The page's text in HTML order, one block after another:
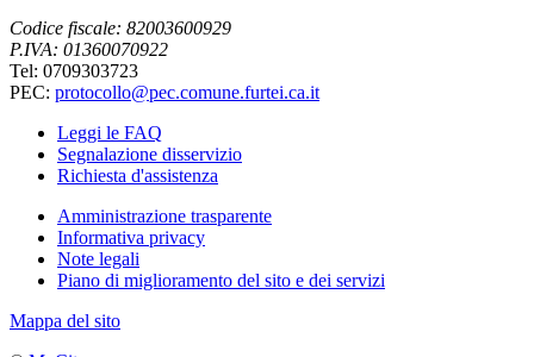
Codice fiscale: 82003600929
P.IVA: 01360070922
Tel: 0709303723
PEC: protocollo@pec.comune.furtei.ca.it
Leggi le FAQ
Segnalazione disservizio
Richiesta d'assistenza
Amministrazione trasparente
Informativa privacy
Note legali
Piano di miglioramento del sito e dei servizi
Mappa del sito